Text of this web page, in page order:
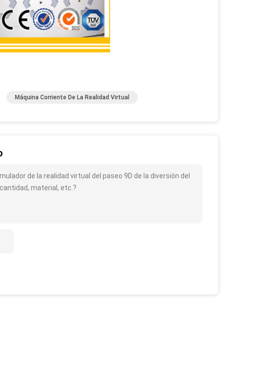
Máquina Corriente De La Realidad Virtual
de la realidad virtual del paseo 9D de la diversión del
material, etc.?